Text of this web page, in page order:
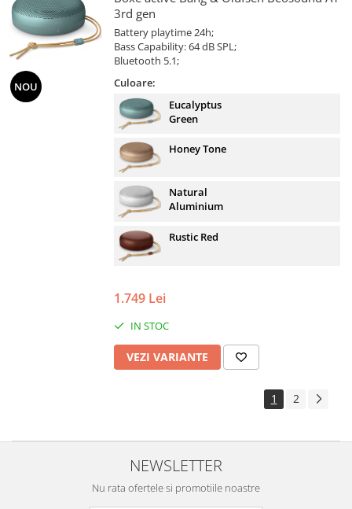
NOU
3rd gen
Battery playtime 24h;
Bass Capability: 64 dB SPL;
Bluetooth 5.1;
Culoare:
Eucalyptus
Green
Honey Tone
Natural
Aluminium
Rustic Red
1.749 Lei
IN STOC
VEZI VARIANTE
1 2
NEWSLETTER
Nu rata ofertele si promotiile noastre